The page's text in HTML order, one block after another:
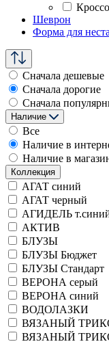
Шеврон
Форма для
Сначала дешевые
Сначала дорогие
Сначала
Наличие
Все
Наличие в
Наличие в
Коллекция
АГАТ синий
АГАТ черный
АГИДЕЛЬ
АКТИВ
БЛУЗЫ
БЛУЗЫ Бюджет
БЛУЗЫ Стандарт
ВЕРОНА серый
ВЕРОНА синий
ВОДОЛАЗКИ
ВЯЗАНЫЙ
ВЯЗАНЫЙ